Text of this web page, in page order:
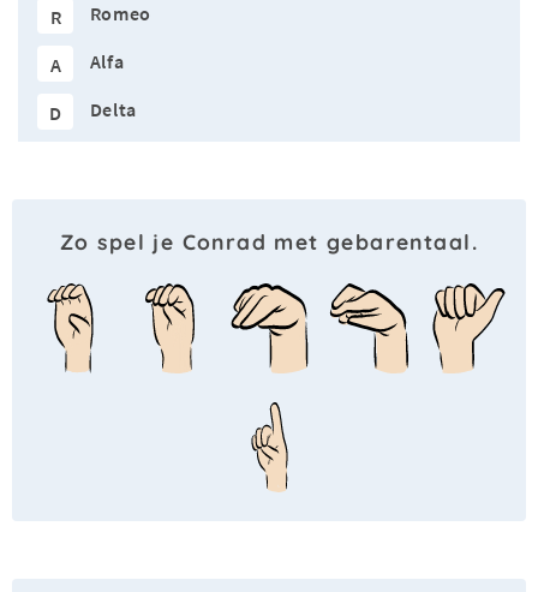
R Romeo
A Alfa
D Delta
Zo spel je Conrad met gebarentaal.